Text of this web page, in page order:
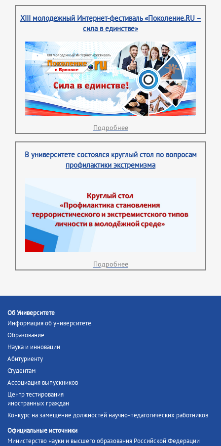
XIII молодежный Интернет-фестиваль «Поколение.RU –
сила в единстве»
Подробнее
В университете состоялся круглый стол по вопросам
профилактики экстремизма
Подробнее
Об Университете
Информация об университете
Образование
Наука и инновации
Абитуриенту
Студентам
Ассоциация выпускников
Центр тестирования
иностранных граждан
Конкурс на замещение должностей научно-педагогических работников
Официальные источники
Министерство науки и высшего образования Российской Федерации